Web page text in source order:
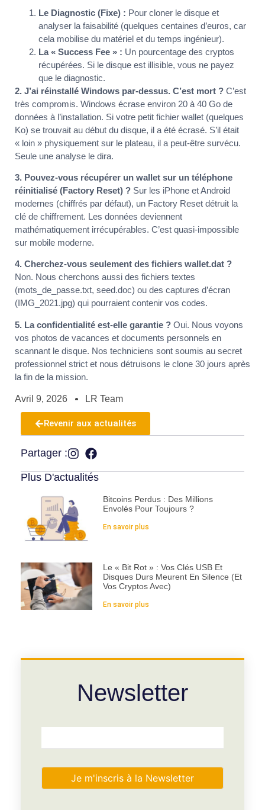
Le Diagnostic (Fixe) : Pour cloner le disque et
analyser la faisabilité (quelques centaines d’euros, car
cela mobilise du matériel et du temps ingénieur).
La « Success Fee » : Un pourcentage des cryptos
récupérées. Si le disque est illisible, vous ne payez
que le diagnostic.
2. J’ai réinstallé Windows par-dessus. C’est mort ? C’est
très compromis. Windows écrase environ 20 à 40 Go de
données à l’installation. Si votre petit fichier wallet (quelques
Ko) se trouvait au début du disque, il a été écrasé. S’il était
« loin » physiquement sur le plateau, il a peut-être survécu.
Seule une analyse le dira.
3. Pouvez-vous récupérer un wallet sur un téléphone
réinitialisé (Factory Reset) ? Sur les iPhone et Android
modernes (chiffrés par défaut), un Factory Reset détruit la
clé de chiffrement. Les données deviennent
mathématiquement irrécupérables. C’est quasi-impossible
sur mobile moderne.
4. Cherchez-vous seulement des fichiers wallet.dat ?
Non. Nous cherchons aussi des fichiers textes
(mots_de_passe.txt, seed.doc) ou des captures d’écran
(IMG_2021.jpg) qui pourraient contenir vos codes.
5. La confidentialité est-elle garantie ? Oui. Nous voyons
vos photos de vacances et documents personnels en
scannant le disque. Nos techniciens sont soumis au secret
professionnel strict et nous détruisons le clone 30 jours après
la fin de la mission.
Avril 9, 2026 LR Team
Revenir aux actualités
Partager :
Plus D'actualités
Bitcoins Perdus : Des Millions
Envolés Pour Toujours ?
En savoir plus
Le « Bit Rot » : Vos Clés USB Et
Disques Durs Meurent En Silence (et
Vos Cryptos Avec)
En savoir plus
Newsletter